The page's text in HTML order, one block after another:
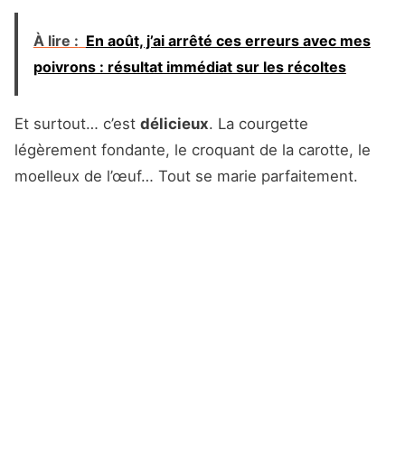
À lire : En août, j’ai arrêté ces erreurs avec mes
poivrons : résultat immédiat sur les récoltes
Et surtout… c’est délicieux. La courgette
légèrement fondante, le croquant de la carotte, le
moelleux de l’œuf… Tout se marie parfaitement.